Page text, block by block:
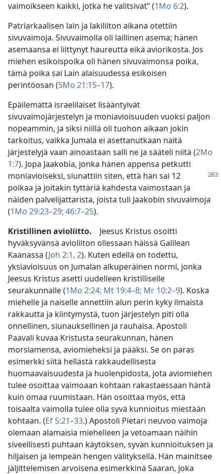
vaimoikseen kaikki, jotka he valitsivat” (1Mo 6:2).
Patriarkaalisen lain ja lakiliiton aikana otettiin
sivuvaimoja. Sivuvaimolla oli laillinen asema; hänen
asemaansa ei liittynyt haureutta eikä aviorikosta. Jos
miehen esikoispoika oli hänen sivuvaimonsa poika,
tämä poika sai Lain alaisuudessa esikoisen
perintöosan (5Mo 21:15–17).
Epäilemättä israelilaiset lisääntyivät
sivuvaimojärjestelyn ja moniavioisuuden vuoksi paljon
nopeammin, ja siksi niillä oli tuohon aikaan jokin
tarkoitus, vaikka Jumala ei asettanutkaan näitä
järjestelyjä vaan ainoastaan salli ne ja sääteli niitä (2Mo
1:7). Jopa Jaakobia, jonka hänen appensa petkutti
moniavioiseksi, siunattiin siten, että hän sai 12
poikaa ja joitakin tyttäriä kahdesta vaimostaan ja
näiden palvelijattarista, joista tuli Jaakobin sivuvaimoja
(1Mo 29:23–29; 46:7–25).
Kristillinen avioliitto. Jeesus Kristus osoitti
hyväksyvänsä avioliiton ollessaan häissä Galilean
Kaanassa (Joh 2:1, 2). Kuten edellä on todettu,
yksiavioisuus on Jumalan alkuperäinen normi, jonka
Jeesus Kristus asetti uudelleen kristilliselle
seurakunnalle (1Mo 2:24; Mt 19:4–8; Mr 10:2–9). Koska
miehelle ja naiselle annettiin alun perin kyky ilmaista
rakkautta ja kiintymystä, tuon järjestelyn piti olla
onnellinen, siunauksellinen ja rauhaisa. Apostoli
Paavali kuvaa Kristusta seurakunnan, hänen
morsiamensa, aviomieheksi ja pääksi. Se on paras
esimerkki siitä hellästä rakkaudellisesta
huomaavaisuudesta ja huolenpidosta, jota aviomiehen
tulee osoittaa vaimoaan kohtaan rakastaessaan häntä
kuin omaa ruumistaan. Hän osoittaa myös, että
toisaalta vaimolla tulee olla syvä kunnioitus miestään
kohtaan. (Ef 5:21–33.) Apostoli Pietari neuvoo vaimoja
olemaan alamaisia miehelleen ja vetoamaan näihin
siveellisesti puhtaan käytöksen, syvän kunnioituksen ja
hiljaisen ja lempeän hengen välityksellä. Hän mainitsee
jäljittelemisen arvoisena esimerkkinä Saaran, joka